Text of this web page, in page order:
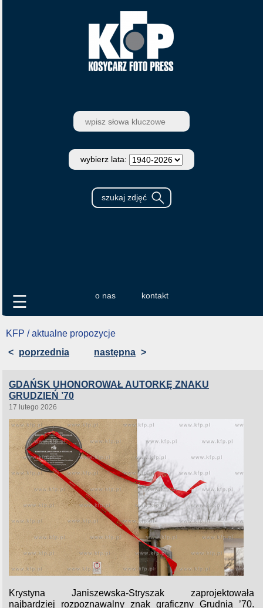
wybierz lata:
o nas kontakt
☰
KFP / aktualne propozycje
< poprzednia następna >
GDAŃSK UHONOROWAŁ AUTORKĘ ZNAKU
GRUDZIEŃ ’70
17 lutego 2026
Krystyna Janiszewska-Stryszak zaprojektowała
najbardziej rozpoznawalny znak graficzny Grudnia ’70.